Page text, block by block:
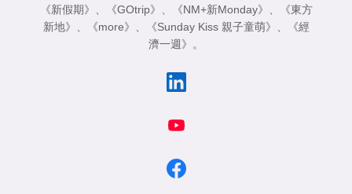
《新假期》
《GOtrip》 《NM+新Monday》
《東方
新地》
《more》 《Sunday Kiss 親子童萌》
《經
濟一週》
。